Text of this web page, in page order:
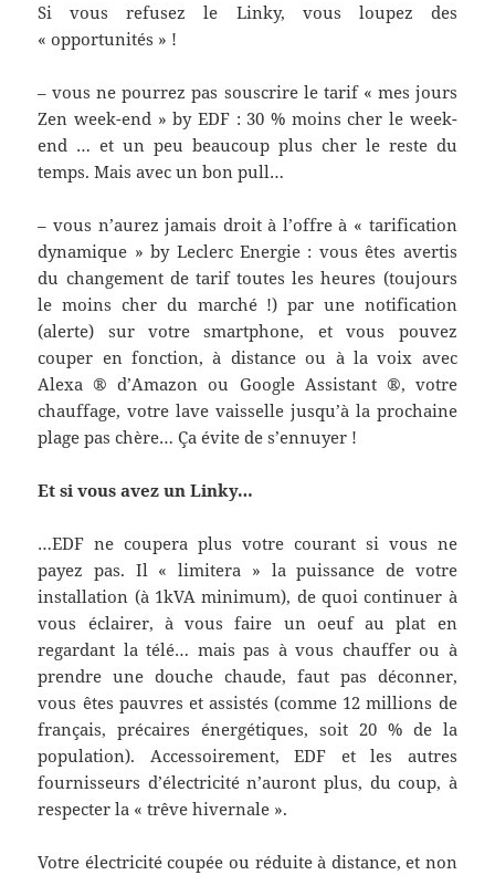
Si vous refusez le Linky, vous loupez des
« opportunités » !
– vous ne pourrez pas souscrire le tarif « mes jours
Zen week-end » by EDF : 30 % moins cher le week-
end … et un peu beaucoup plus cher le reste du
temps. Mais avec un bon pull…
– vous n’aurez jamais droit à l’offre à « tarification
dynamique » by Leclerc Energie : vous êtes avertis
du changement de tarif toutes les heures (toujours
le moins cher du marché !) par une notification
(alerte) sur votre smartphone, et vous pouvez
couper en fonction, à distance ou à la voix avec
Alexa ® d’Amazon ou Google Assistant ®, votre
chauffage, votre lave vaisselle jusqu’à la prochaine
plage pas chère… Ça évite de s’ennuyer !
Et si vous avez un Linky…
…EDF ne coupera plus votre courant si vous ne
payez pas. Il « limitera » la puissance de votre
installation (à 1kVA minimum), de quoi continuer à
vous éclairer, à vous faire un oeuf au plat en
regardant la télé… mais pas à vous chauffer ou à
prendre une douche chaude, faut pas déconner,
vous êtes pauvres et assistés (comme 12 millions de
français, précaires énergétiques, soit 20 % de la
population). Accessoirement, EDF et les autres
fournisseurs d’électricité n’auront plus, du coup, à
respecter la « trêve hivernale ».
Votre électricité coupée ou réduite à distance, et non